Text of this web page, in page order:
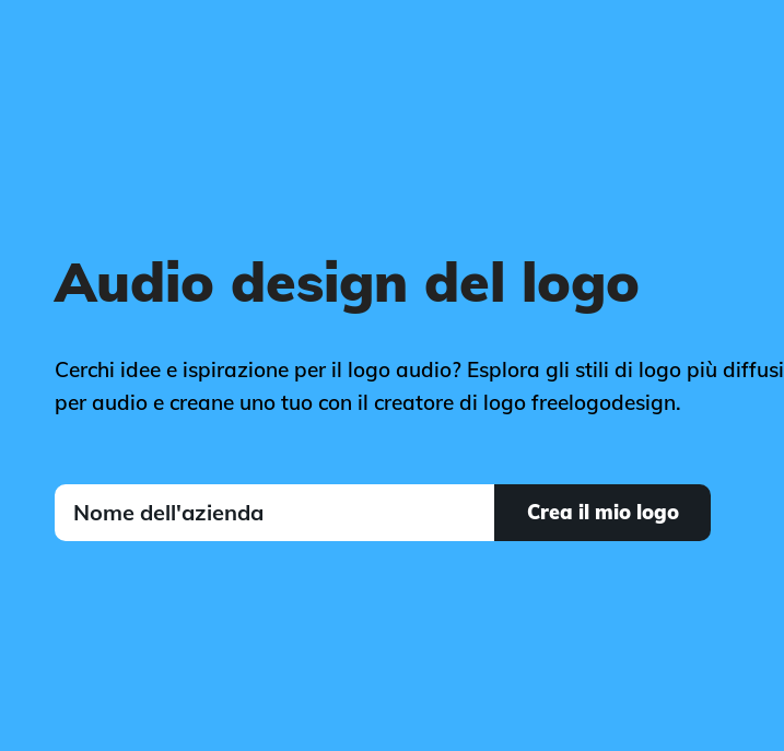
Audio design del logo
Cerchi idee e ispirazione per il logo audio? Esplora gli stili di logo più diffusi
per audio e creane uno tuo con il creatore di logo freelogodesign.
Crea il mio logo